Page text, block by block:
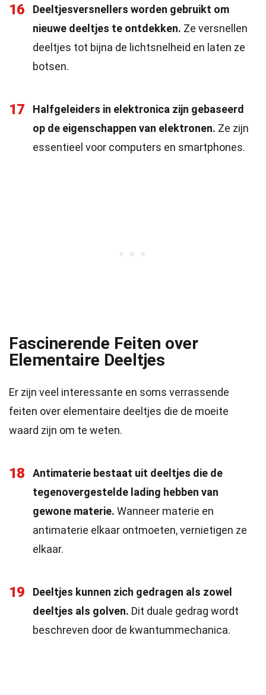
16
Deeltjesversnellers worden gebruikt om
nieuwe deeltjes te ontdekken. Ze versnellen
deeltjes tot bijna de lichtsnelheid en laten ze
botsen.
17
Halfgeleiders in elektronica zijn gebaseerd
op de eigenschappen van elektronen. Ze zijn
essentieel voor computers en smartphones.
Fascinerende Feiten over
Elementaire Deeltjes
Er zijn veel interessante en soms verrassende
feiten over elementaire deeltjes die de moeite
waard zijn om te weten.
18
Antimaterie bestaat uit deeltjes die de
tegenovergestelde lading hebben van
gewone materie. Wanneer materie en
antimaterie elkaar ontmoeten, vernietigen ze
elkaar.
19
Deeltjes kunnen zich gedragen als zowel
deeltjes als golven. Dit duale gedrag wordt
beschreven door de kwantummechanica.